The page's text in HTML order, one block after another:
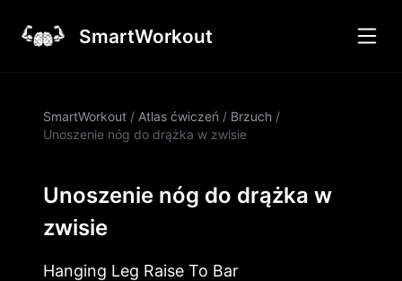
SmartWorkout
SmartWorkout / Atlas ćwiczeń / Brzuch /
Unoszenie nóg do drążka w zwisie
Unoszenie nóg do drążka w
zwisie
Hanging Leg Raise To Bar